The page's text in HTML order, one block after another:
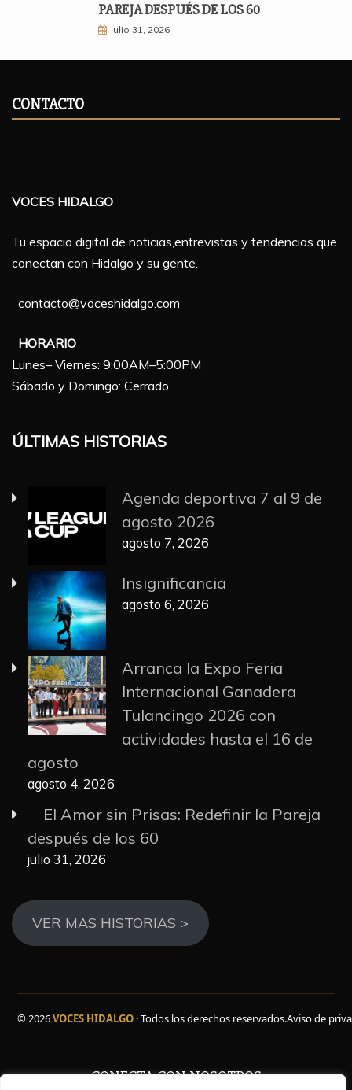
PAREJA DESPUÉS DE LOS 60
julio 31, 2026
CONTACTO
VOCES HIDALGO
Tu espacio digital de noticias,entrevistas y tendencias que
conectan con Hidalgo y su gente.
contacto@voceshidalgo.com
HORARIO
Lunes– Viernes: 9:00AM–5:00PM
Sábado y Domingo: Cerrado
ÚLTIMAS HISTORIAS
Agenda deportiva 7 al 9 de
agosto 2026
agosto 7, 2026
Insignificancia
agosto 6, 2026
Arranca la Expo Feria
Internacional Ganadera
Tulancingo 2026 con
actividades hasta el 16 de
agosto
agosto 4, 2026
El Amor sin Prisas: Redefinir la Pareja
después de los 60
julio 31, 2026
VER MAS HISTORIAS >
© 2026VOCES HIDALGO · Todos los derechos reservados.Aviso de
CONECTA CON NOSOTROS